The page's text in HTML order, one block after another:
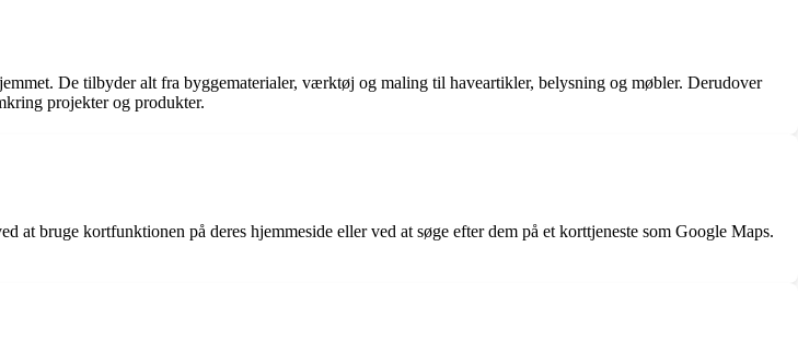
De tilbyder alt fra byggematerialer, værktøj og maling til haveartikler, belysning og møbler. Derudover
projekter og produkter.
at bruge kortfunktionen på deres hjemmeside eller ved at søge efter dem på et korttjeneste som Google Maps.